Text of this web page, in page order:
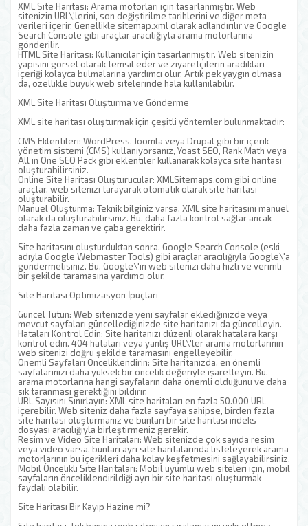
XML Site Haritası: Arama motorları için tasarlanmıştır. Web
sitenizin URL\'lerini, son değiştirilme tarihlerini ve diğer meta
verileri içerir. Genellikle sitemap.xml olarak adlandırılır ve Google
Search Console gibi araçlar aracılığıyla arama motorlarına
gönderilir.
HTML Site Haritası: Kullanıcılar için tasarlanmıştır. Web sitenizin
yapısını görsel olarak temsil eder ve ziyaretçilerin aradıkları
içeriği kolayca bulmalarına yardımcı olur. Artık pek yaygın olmasa
da, özellikle büyük web sitelerinde hala kullanılabilir.
XML Site Haritası Oluşturma ve Gönderme
XML site haritası oluşturmak için çeşitli yöntemler bulunmaktadır:
CMS Eklentileri: WordPress, Joomla veya Drupal gibi bir içerik
yönetim sistemi (CMS) kullanıyorsanız, Yoast SEO, Rank Math veya
All in One SEO Pack gibi eklentiler kullanarak kolayca site haritası
oluşturabilirsiniz.
Online Site Haritası Oluşturucular: XMLSitemaps.com gibi online
araçlar, web sitenizi tarayarak otomatik olarak site haritası
oluşturabilir.
Manuel Oluşturma: Teknik bilginiz varsa, XML site haritasını manuel
olarak da oluşturabilirsiniz. Bu, daha fazla kontrol sağlar ancak
daha fazla zaman ve çaba gerektirir.
Site haritasını oluşturduktan sonra, Google Search Console (eski
adıyla Google Webmaster Tools) gibi araçlar aracılığıyla Google\'a
göndermelisiniz. Bu, Google\'ın web sitenizi daha hızlı ve verimli
bir şekilde taramasına yardımcı olur.
Site Haritası Optimizasyon İpuçları
Güncel Tutun: Web sitenizde yeni sayfalar eklediğinizde veya
mevcut sayfaları güncellediğinizde site haritanızı da güncelleyin.
Hataları Kontrol Edin: Site haritanızı düzenli olarak hatalara karşı
kontrol edin. 404 hataları veya yanlış URL\'ler arama motorlarının
web sitenizi doğru şekilde taramasını engelleyebilir.
Önemli Sayfaları Önceliklendirin: Site haritanızda, en önemli
sayfalarınızı daha yüksek bir öncelik değeriyle işaretleyin. Bu,
arama motorlarına hangi sayfaların daha önemli olduğunu ve daha
sık taranması gerektiğini bildirir.
URL Sayısını Sınırlayın: XML site haritaları en fazla 50.000 URL
içerebilir. Web siteniz daha fazla sayfaya sahipse, birden fazla
site haritası oluşturmanız ve bunları bir site haritası indeks
dosyası aracılığıyla birleştirmeniz gerekir.
Resim ve Video Site Haritaları: Web sitenizde çok sayıda resim
veya video varsa, bunları ayrı site haritalarında listeleyerek arama
motorlarının bu içerikleri daha kolay keşfetmesini sağlayabilirsiniz.
Mobil Öncelikli Site Haritaları: Mobil uyumlu web siteleri için, mobil
sayfaların önceliklendirildiği ayrı bir site haritası oluşturmak
faydalı olabilir.
Site Haritası Bir Kayıp Hazine mi?